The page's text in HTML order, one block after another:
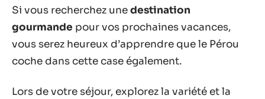
Si vous recherchez unedestination
gourmande pour vos prochaines vacances,
vous serez heureux d’apprendre que le Pérou
coche dans cette case également.
Lors de votre séjour, explorez la variété et la